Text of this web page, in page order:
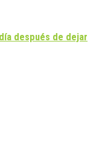
después de dejar